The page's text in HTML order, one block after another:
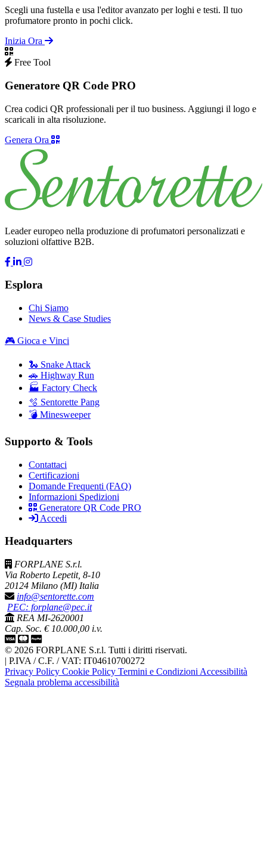
Scegli una fustella e usa l'editor avanzato per loghi e testi. Il tuo
profumatore pronto in pochi click.
Inizia Ora
Free Tool
Generatore QR Code PRO
Crea codici QR professionali per il tuo business. Aggiungi il logo e
scaricali in alta risoluzione.
Genera Ora
Leader europeo nella produzione di profumatori personalizzati e
soluzioni olfattive B2B.
Esplora
Chi Siamo
News & Case Studies
🎮 Gioca e Vinci
🐍 Snake Attack
🚗 Highway Run
🏭 Factory Check
🫧 Sentorette Pang
💣 Minesweeper
Supporto & Tools
Contattaci
Certificazioni
Domande Frequenti (FAQ)
Informazioni Spedizioni
Generatore QR Code PRO
Accedi
Headquarters
FORPLANE S.r.l.
Via Roberto Lepetit, 8-10
20124 Milano (MI) Italia
info@sentorette.com
PEC: forplane@pec.it
REA MI-2620001
Cap. Soc. € 10.000,00 i.v.
© 2026 FORPLANE S.r.l. Tutti i diritti riservati.
| P.IVA / C.F. / VAT: IT04610700272
Privacy Policy Cookie Policy Termini e Condizioni Accessibilità
Segnala problema accessibilità